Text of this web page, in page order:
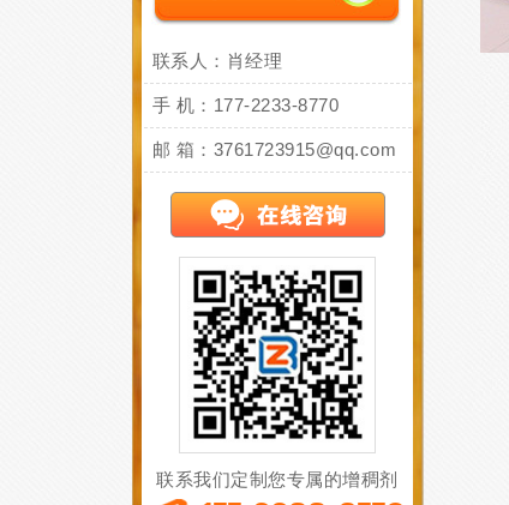
联系人：肖经理
手 机：177-2233-8770
邮 箱：3761723915@qq.com
联系我们定制您专属的增稠剂